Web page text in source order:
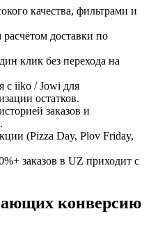
качества, фильтрами и
доставки по
клик без перехода на
с iiko / Jowi для
остатков.
заказов и
(Pizza Day, Plov Friday,
заказов в UZ приходит с
конверсию